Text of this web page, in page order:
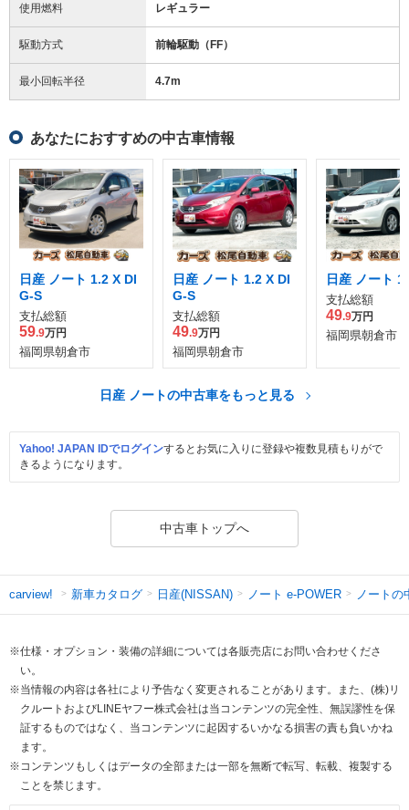
使用燃料 レギュラー
駆動方式 前輪駆動（FF）
最小回転半径 4.7m
あなたにおすすめの中古車情報
日産 ノート 1.2 X DI
G-S
支払総額
59.9万円
福岡県朝倉市
日産 ノート 1.2 X DI
G-S
支払総額
49.9万円
福岡県朝倉市
日産 ノート
支払総額
49.9万円
福岡県朝倉市
日産 ノートの中古車をもっと見る
Yahoo! JAPAN IDでログインするとお気に入りに登録や複数見積もりがで
きるようになります。
中古車トップへ
carview! 新車カタログ 日産(NISSAN) ノート e-POWER ノートの
※仕様・オプション・装備の詳細については各販売店にお問い合わせくださ
い。
※当情報の内容は各社により予告なく変更されることがあります。また、(株)リ
クルートおよびLINEヤフー株式会社は当コンテンツの完全性、無誤謬性を保
証するものではなく、当コンテンツに起因するいかなる損害の責も負いかね
ます。
※コンテンツもしくはデータの全部または一部を無断で転写、転載、複製する
ことを禁じます。